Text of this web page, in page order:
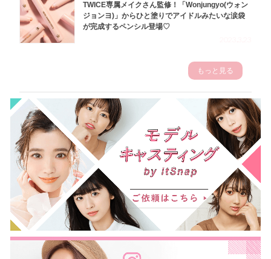
TWICE専属メイクさん監修！「Wonjungyo(ウォン
ジョンヨ)」からひと塗りでアイドルみたいな涙袋
が完成するペンシル登場♡
もっと見る